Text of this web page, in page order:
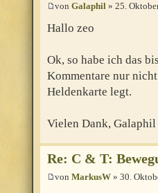
von Galaphil » 25.
Hallo zeo
Ok, so habe ich das
Kommentare nur
Heldenkarte legt.
Vielen Dank, Galaphil
Re: C & T:
von MarkusW » 30.